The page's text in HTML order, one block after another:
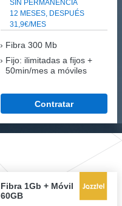
SIN PERMANENCIA
12 MESES, DESPUÉS
31,9€/MES
Fibra 300 Mb
Fijo: ilimitadas a fijos +
50min/mes a móviles
Contratar
Fibra 1Gb + Móvil
60GB